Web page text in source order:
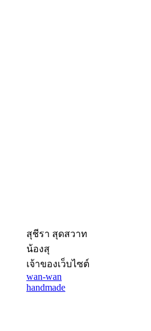
สุชีรา สุดสวาท
น้องสุ
เจ้าของเว็บไซต์
wan-wan
handmade